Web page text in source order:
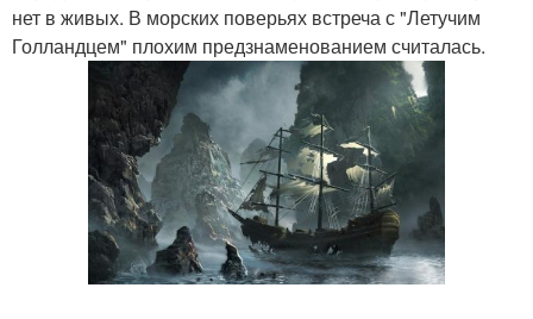
нет в живых. В морских поверьях встреча с "Летучим
Голландцем" плохим предзнаменованием считалась.